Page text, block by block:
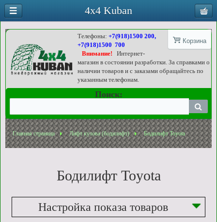
Корзина
Телефоны:+7(918)1500 200,
+7(918)1500 700
Внимание!
Интернет-
магазин в состоянии разработки. За справками о
наличии товаров и с заказами обращайтесь по
указанным телефонам.
Поиск:
Главная страница Лифт кузова (бодилифт) Бодилифт Toyota
Бодилифт Toyota
Настройка показа товаров
4x4 Kuban